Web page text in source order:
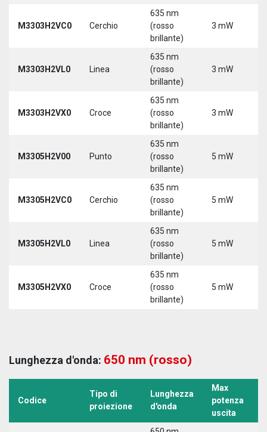
M3303H2VC0 Cerchio
635 nm
(rosso
brillante)
3 mW
M3303H2VL0 Linea
635 nm
(rosso
brillante)
3 mW
M3303H2VX0 Croce
635 nm
(rosso
brillante)
3 mW
M3305H2V00 Punto
635 nm
(rosso
brillante)
5 mW
M3305H2VC0 Cerchio
635 nm
(rosso
brillante)
5 mW
M3305H2VL0 Linea
635 nm
(rosso
brillante)
5 mW
M3305H2VX0 Croce
635 nm
(rosso
brillante)
5 mW
Lunghezza d'onda: 650 nm (rosso)
Codice
Tipo di
proiezione
Lunghezza
d'onda
Max
potenza
uscita